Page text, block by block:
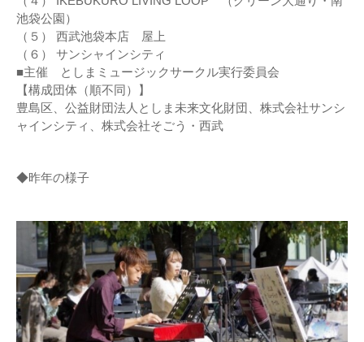
池袋公園）
（５） 西武池袋本店 屋上
（６） サンシャインシティ
■主催 としまミュージックサークル実行委員会
【構成団体（順不同）】
豊島区、公益財団法人としま未来文化財団、株式会社サンシ
ャインシティ、株式会社そごう・西武
◆昨年の様子